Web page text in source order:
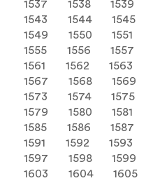
1537
1538 1539
1543
1544 1545
1549
1550 1551
1555
1556 1557
1561
1562 1563
1567
1568 1569
1573
1574 1575
1579
1580 1581
1585
1586 1587
1591
1592 1593
1597
1598 1599
1603
1604 1605